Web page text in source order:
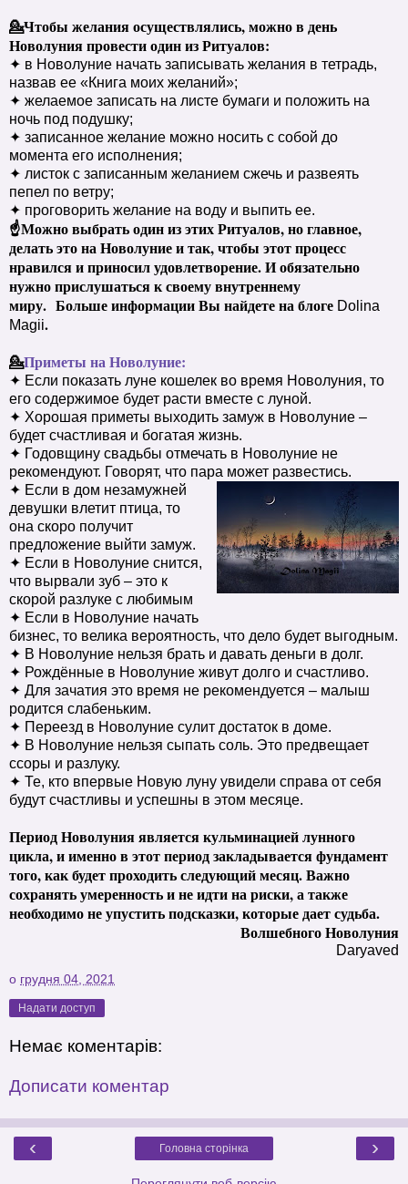
💁Чтобы желания осуществлялись, можно в день
Новолуния провести один из Ритуалов:
✦ в Новолуние начать записывать желания в тетрадь,
назвав ее «Книга моих желаний»;
✦ желаемое записать на листе бумаги и положить на
ночь под подушку;
✦ записанное желание можно носить с собой до
момента его исполнения;
✦ листок с записанным желанием сжечь и развеять
пепел по ветру;
✦ проговорить желание на воду и выпить ее.
☝Можно выбрать один из этих Ритуалов, но главное,
делать это на Новолуние и так, чтобы этот процесс
нравился и приносил удовлетворение. И обязательно
нужно прислушаться к своему внутреннему
миру. Больше информации Вы найдете на блоге Dolina
Magii.
💁Приметы на Новолуние:
✦ Если показать луне кошелек во время Новолуния, то
его содержимое будет расти вместе с луной.
✦ Хорошая приметы выходить замуж в Новолуние –
будет счастливая и богатая жизнь.
✦ Годовщину свадьбы отмечать в Новолуние не
рекомендуют. Говорят, что пара может развестись.
✦ Если в дом незамужней
девушки влетит птица, то
она скоро получит
предложение выйти замуж.
✦ Если в Новолуние снится,
что вырвали зуб – это к
скорой разлуке с любимым
✦ Если в Новолуние начать
бизнес, то велика вероятность, что дело будет выгодным.
✦ В Новолуние нельзя брать и давать деньги в долг.
✦ Рождённые в Новолуние живут долго и счастливо.
✦ Для зачатия это время не рекомендуется – малыш
родится слабеньким.
✦ Переезд в Новолуние сулит достаток в доме.
✦ В Новолуние нельзя сыпать соль. Это предвещает
ссоры и разлуку.
✦ Те, кто впервые Новую луну увидели справа от себя
будут счастливы и успешны в этом месяце.
Период Новолуния является кульминацией лунного
цикла, и именно в этот период закладывается фундамент
того, как будет проходить следующий месяц. Важно
сохранять умеренность и не идти на риски, а также
необходимо не упустить подсказки, которые дает судьба.
Волшебного Новолуния
Daryaved
о грудня 04, 2021
Надати доступ
Немає коментарів:
Дописати коментар
‹ ›
Головна сторінка